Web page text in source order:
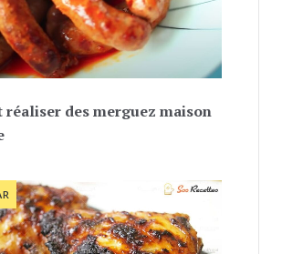
réaliser des merguez maison